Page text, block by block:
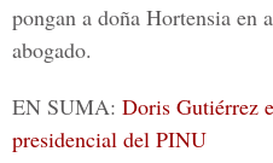
pongan a doña Hortensia en
abogado.
EN SUMA: Doris Gutiérrez
presidencial del PINU